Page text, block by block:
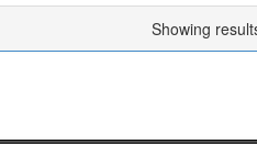
Showing